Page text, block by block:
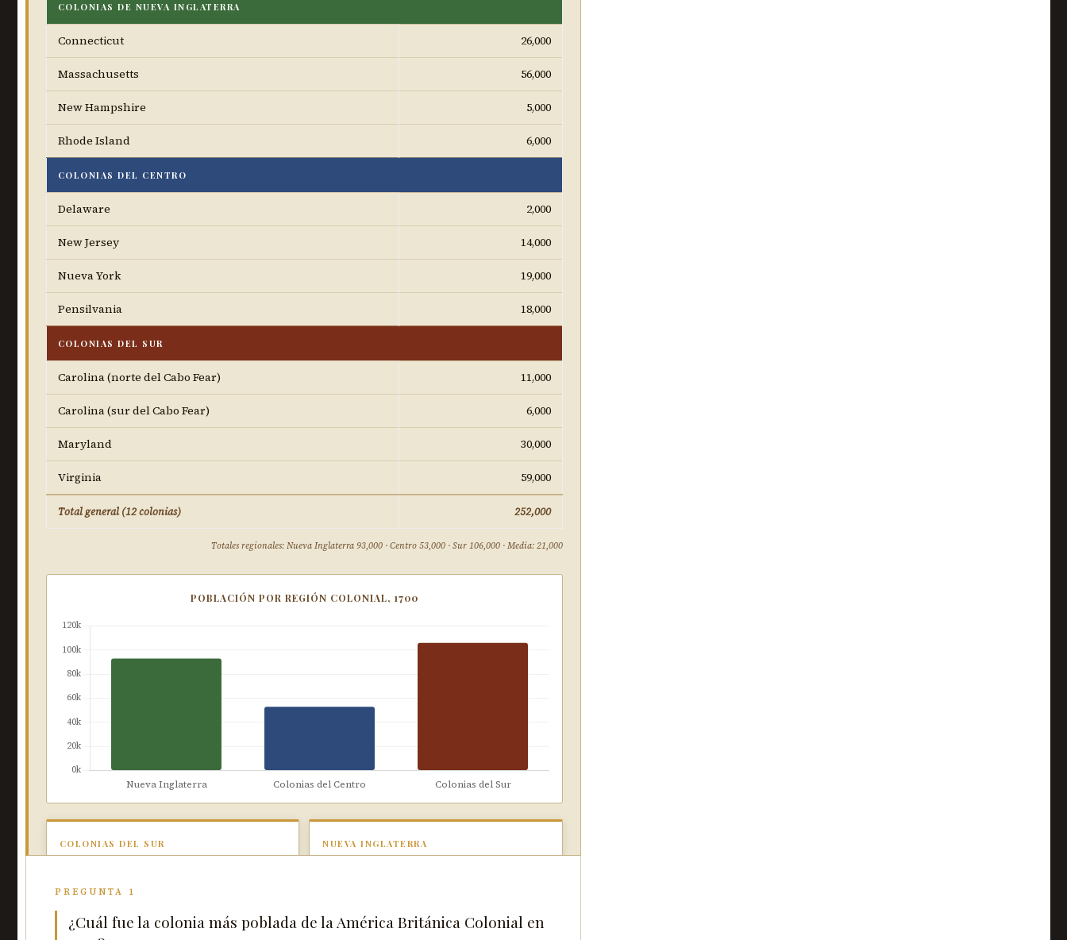
COLONIAS DE NUEVA INGLATERRA
Connecticut 26,000
Massachusetts 56,000
New Hampshire 5,000
Rhode Island 6,000
COLONIAS DEL CENTRO
Delaware 2,000
New Jersey 14,000
Nueva York 19,000
Pensilvania 18,000
COLONIAS DEL SUR
Carolina (norte del Cabo Fear) 11,000
Carolina (sur del Cabo Fear) 6,000
Maryland 30,000
Virginia 59,000
Total general (12 colonias) 252,000
Totales regionales: Nueva Inglaterra 93,000 · Centro 53,000 · Sur 106,000 · Media: 21,000
POBLACIÓN POR REGIÓN COLONIAL, 1700
COLONIAS DEL SUR
más grande de todas.
NUEVA INGLATERRA
PREGUNTA 1
¿Cuál fue la colonia más poblada de la América Británica Colonial en